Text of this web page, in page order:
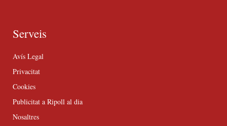
Serveis
Avís Legal
Privacitat
Cookies
Publicitat a Ripoll al dia
Nosaltres